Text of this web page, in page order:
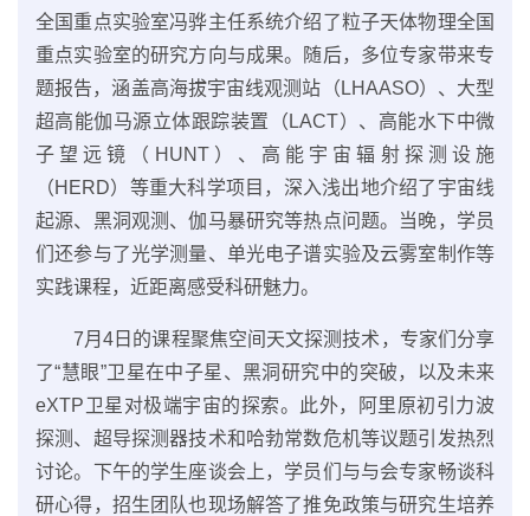
全国重点实验室冯骅主任系统介绍了粒子天体物理全国
重点实验室的研究方向与成果。随后，多位专家带来专
题报告，涵盖高海拔宇宙线观测站（LHAASO）、大型
超高能伽马源立体跟踪装置（LACT）、高能水下中微
子望远镜（HUNT）、高能宇宙辐射探测设施
（HERD）等重大科学项目，深入浅出地介绍了宇宙线
起源、黑洞观测、伽马暴研究等热点问题。当晚，学员
们还参与了光学测量、单光电子谱实验及云雾室制作等
实践课程，近距离感受科研魅力。
7月4日的课程聚焦空间天文探测技术，专家们分享
了“慧眼”卫星在中子星、黑洞研究中的突破，以及未来
eXTP卫星对极端宇宙的探索。此外，阿里原初引力波
探测、超导探测器技术和哈勃常数危机等议题引发热烈
讨论。下午的学生座谈会上，学员们与与会专家畅谈科
研心得，招生团队也现场解答了推免政策与研究生培养